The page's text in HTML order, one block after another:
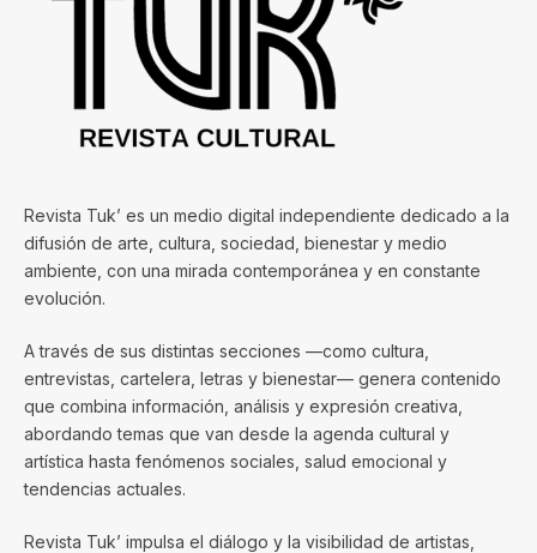
Revista Tuk’ es un medio digital independiente dedicado a la
difusión de arte, cultura, sociedad, bienestar y medio
ambiente, con una mirada contemporánea y en constante
evolución.
A través de sus distintas secciones —como cultura,
entrevistas, cartelera, letras y bienestar— genera contenido
que combina información, análisis y expresión creativa,
abordando temas que van desde la agenda cultural y
artística hasta fenómenos sociales, salud emocional y
tendencias actuales.
Revista Tuk’ impulsa el diálogo y la visibilidad de artistas,